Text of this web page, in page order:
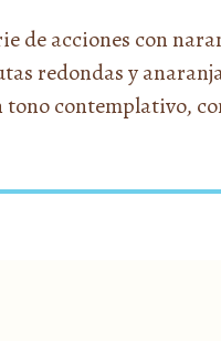
de acciones con
redondas y
contemplativo,